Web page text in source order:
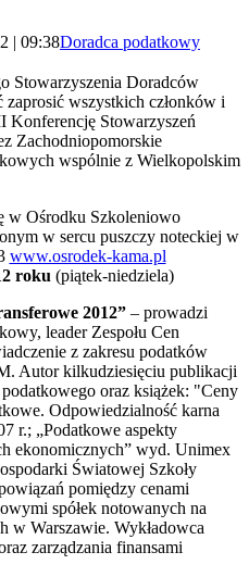
| 09:38Doradca podatkowy
Stowarzyszenia Doradców
wszystkich członków i
Konferencję Stowarzyszeń
Zachodniopomorskie
wspólnie z Wielkopolskim
w Ośrodku Szkoleniowo
w sercu puszczy noteckiej w
www.osrodek-kama.pl
roku (piątek-niedziela)
2012” – prowadzi
leader Zespołu Cen
z zakresu podatków
Autor kilkudziesięciu publikacji
oraz książek: "Ceny
Odpowiedzialność karna
r.; „Podatkowe aspekty
ekonomicznych” wyd. Unimex
Światowej Szkoły
pomiędzy cenami
spółek notowanych na
w Warszawie. Wykładowca
zarządzania finansami